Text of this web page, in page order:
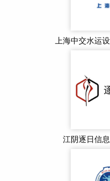
上海中交水运
江阴逐日信